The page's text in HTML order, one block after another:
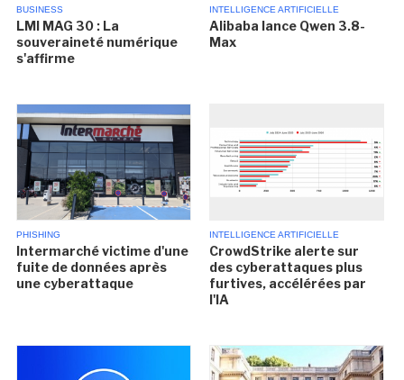
BUSINESS
LMI MAG 30 : La
souveraineté numérique
s'affirme
INTELLIGENCE ARTIFICIELLE
Alibaba lance Qwen 3.8-
Max
PHISHING
Intermarché victime d'une
fuite de données après
une cyberattaque
INTELLIGENCE ARTIFICIELLE
CrowdStrike alerte sur
des cyberattaques plus
furtives, accélérées par
l'IA